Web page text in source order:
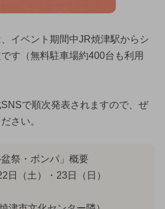
イベント期間中JR焼津駅からシ
す（無料駐車場約400台も利用
で順次発表されますので、ぜ
さい。
祭・ボンパ」概要
日（土）・23日（日）